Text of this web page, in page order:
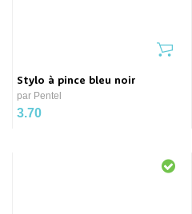
Stylo à pince bleu noir
par Pentel
3.70